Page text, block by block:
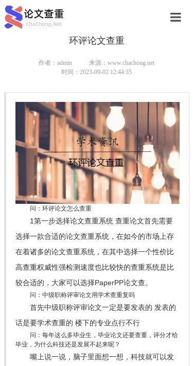
本科论文
硕士论文
博士论文
环评论文查重
作者：admin
来源：www.chachong.net
时间：2023-09-02 12:44:35
问：环评论文怎么查重
1第一步选择论文查重系统 查重论文首先需要
选择一款合适的论文查重系统，在如今的市场上存
在着诸多的论文查重系统，在其中选择一个性价比
高查重权威性强检测速度也比较快的查重系统是比
较合适的，大家可以选择PaperPP论文查。
问：中级职称评审论文用学术查重复吗
首先中级职称评审论文一定是要发表的 发表的
话是要学术查重的 楼下的专业点行不行
问：每年这么多毕业生，毕业论文还要查重，评分才给
毕业，为什么科技还是发展不起来呢？
嘴上说一说，脑子里面想一想，科技就可以发